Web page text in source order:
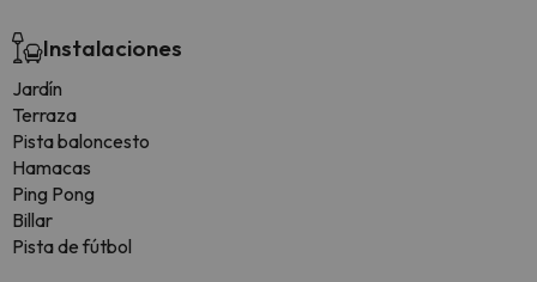
Instalaciones
Jardín
Terraza
Pista baloncesto
Hamacas
Ping Pong
Billar
Pista de fútbol